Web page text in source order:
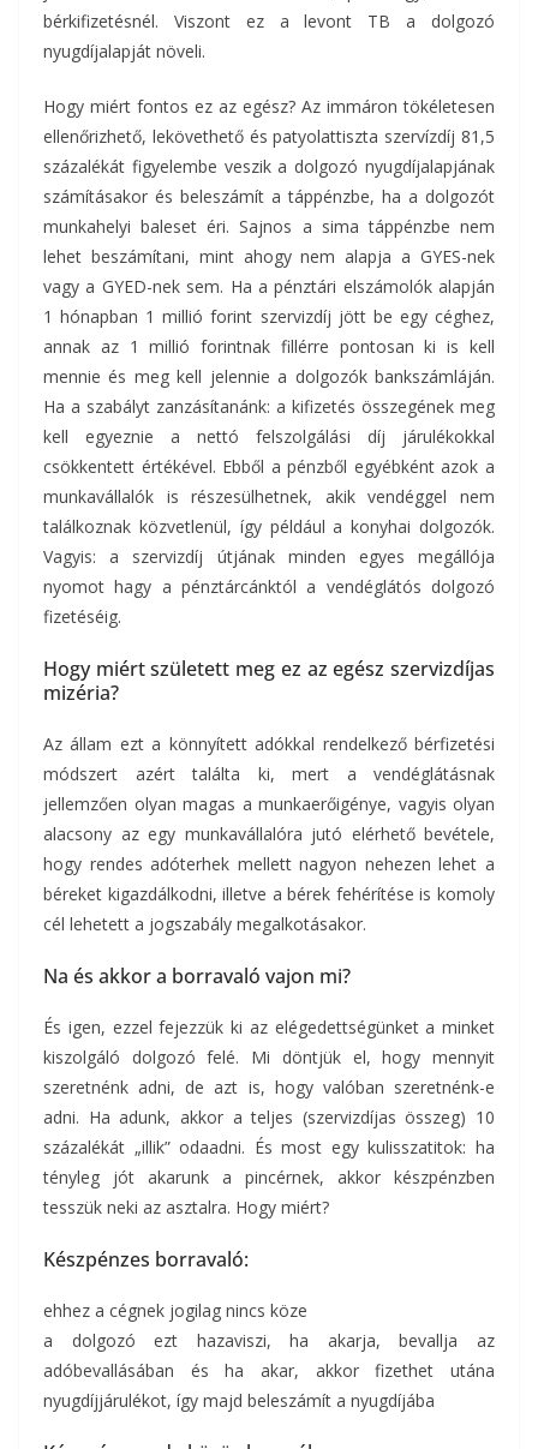
bérkifizetésnél. Viszont ez a levont TB a dolgozó
nyugdíjalapját növeli.
Hogy miért fontos ez az egész? Az immáron tökéletesen
ellenőrizhető, lekövethető és patyolattiszta szervízdíj 81,5
százalékát figyelembe veszik a dolgozó nyugdíjalapjának
számításakor és beleszámít a táppénzbe, ha a dolgozót
munkahelyi baleset éri. Sajnos a sima táppénzbe nem
lehet beszámítani, mint ahogy nem alapja a GYES-nek
vagy a GYED-nek sem. Ha a pénztári elszámolók alapján
1 hónapban 1 millió forint szervizdíj jött be egy céghez,
annak az 1 millió forintnak fillérre pontosan ki is kell
mennie és meg kell jelennie a dolgozók bankszámláján.
Ha a szabályt zanzásítanánk: a kifizetés összegének meg
kell egyeznie a nettó felszolgálási díj járulékokkal
csökkentett értékével. Ebből a pénzből egyébként azok a
munkavállalók is részesülhetnek, akik vendéggel nem
találkoznak közvetlenül, így például a konyhai dolgozók.
Vagyis: a szervizdíj útjának minden egyes megállója
nyomot hagy a pénztárcánktól a vendéglátós dolgozó
fizetéséig.
Hogy miért született meg ez az egész szervizdíjas
mizéria?
Az állam ezt a könnyített adókkal rendelkező bérfizetési
módszert azért találta ki, mert a vendéglátásnak
jellemzően olyan magas a munkaerőigénye, vagyis olyan
alacsony az egy munkavállalóra jutó elérhető bevétele,
hogy rendes adóterhek mellett nagyon nehezen lehet a
béreket kigazdálkodni, illetve a bérek fehérítése is komoly
cél lehetett a jogszabály megalkotásakor.
Na és akkor a borravaló vajon mi?
És igen, ezzel fejezzük ki az elégedettségünket a minket
kiszolgáló dolgozó felé. Mi döntjük el, hogy mennyit
szeretnénk adni, de azt is, hogy valóban szeretnénk-e
adni. Ha adunk, akkor a teljes (szervizdíjas összeg) 10
százalékát „illik” odaadni. És most egy kulisszatitok: ha
tényleg jót akarunk a pincérnek, akkor készpénzben
tesszük neki az asztalra. Hogy miért?
Készpénzes borravaló:
ehhez a cégnek jogilag nincs köze
a dolgozó ezt hazaviszi, ha akarja, bevallja az
adóbevallásában és ha akar, akkor fizethet utána
nyugdíjjárulékot, így majd beleszámít a nyugdíjába